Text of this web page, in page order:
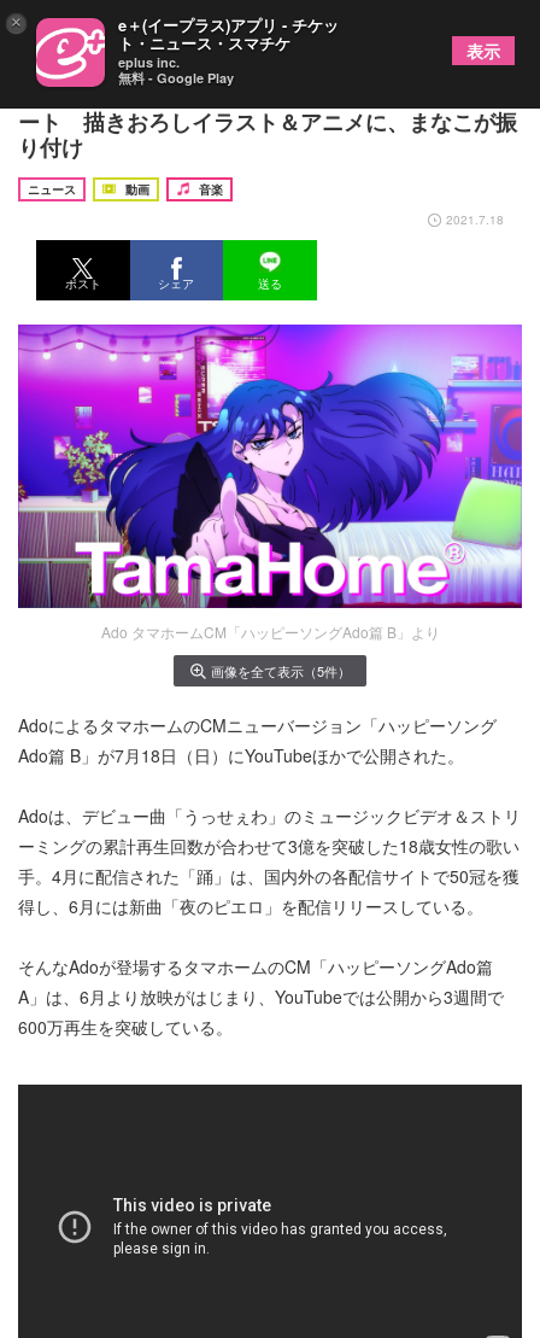
Ado×タマホーム、CMニューバージョンが放映スタ
ート 描きおろしイラスト＆アニメに、まなこが振
り付け
ニュース 動画
音楽
2021.7.18
ポスト シェア 送る
Ado タマホームCM「ハッピーソングAdo篇 B」より
画像を全て表示（5件）
AdoによるタマホームのCMニューバージョン「ハッピーソング
Ado篇 B」が7月18日（日）にYouTubeほかで公開された。
Adoは、デビュー曲「うっせぇわ」のミュージックビデオ＆ストリ
ーミングの累計再生回数が合わせて3億を突破した18歳女性の歌い
手。4月に配信された「踊」は、国内外の各配信サイトで50冠を獲
得し、6月には新曲「夜のピエロ」を配信リリースしている。
そんなAdoが登場するタマホームのCM「ハッピーソングAdo篇
A」は、6月より放映がはじまり、YouTubeでは公開から3週間で
600万再生を突破している。
× e＋(イープラス)アプリ - チケッ
ト・ニュース・スマチケ
eplus inc.
無料 - Google Play
表示